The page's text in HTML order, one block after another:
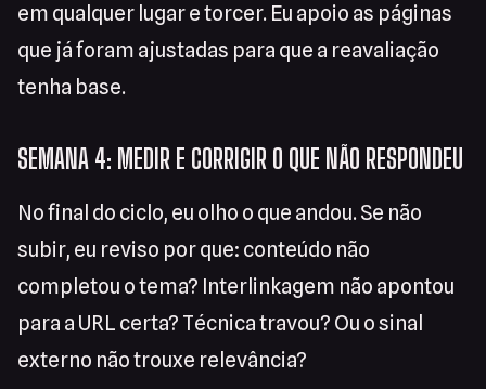
em qualquer lugar e torcer. Eu apoio as páginas
que já foram ajustadas para que a reavaliação
tenha base.
SEMANA 4: MEDIR E CORRIGIR O QUE NÃO RESPONDEU
No final do ciclo, eu olho o que andou. Se não
subir, eu reviso por que: conteúdo não
completou o tema? Interlinkagem não apontou
para a URL certa? Técnica travou? Ou o sinal
externo não trouxe relevância?